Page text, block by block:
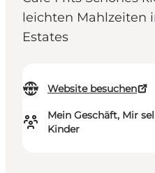
leichten Mahlzeiten
Estates
Website besuchen
Mein Geschäft, Mir
Kinder